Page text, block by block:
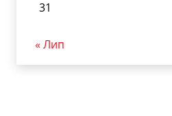
31
« Лип